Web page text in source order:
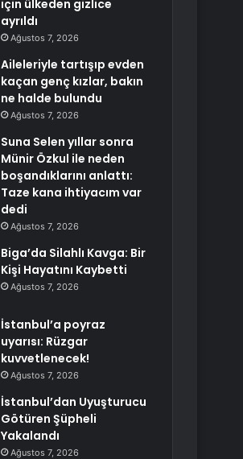
için ülkeden gizlice
ayrıldı
Ağustos 7, 2026
Aileleriyle tartışıp evden
kaçan genç kızlar, bakın
ne halde bulundu
Ağustos 7, 2026
Suna Selen yıllar sonra
Münir Özkul ile neden
boşandıklarını anlattı:
Taze kana ihtiyacım var
dedi
Ağustos 7, 2026
Biga’da Silahlı Kavga: Bir
Kişi Hayatını Kaybetti
Ağustos 7, 2026
İstanbul’a poyraz
uyarısı: Rüzgar
kuvvetlenecek!
Ağustos 7, 2026
İstanbul’dan Uyuşturucu
Götüren Şüpheli
Yakalandı
Ağustos 7, 2026